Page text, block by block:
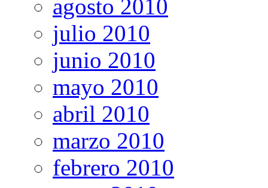
agosto 2010
julio 2010
junio 2010
mayo 2010
abril 2010
marzo 2010
febrero 2010